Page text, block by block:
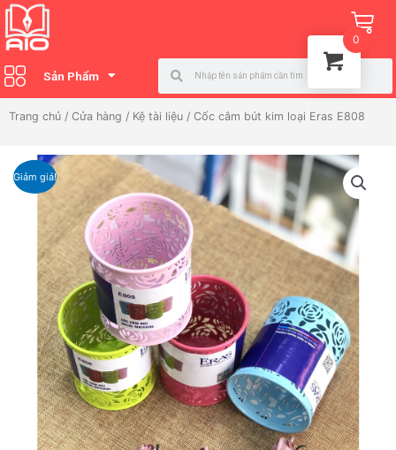
Nhảy
tới
nội
dung
Sản Phẩm
Search
Trang chủ / Cửa hàng / Kệ tài liệu / Cốc cắm bút kim loại Eras E808
Giảm giá!
0